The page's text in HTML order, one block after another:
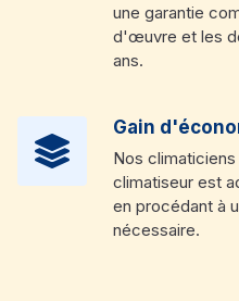
une garantie
d'œuvre et les
ans.
Gain
Nos
climatiseur est
en procédant à
nécessaire.